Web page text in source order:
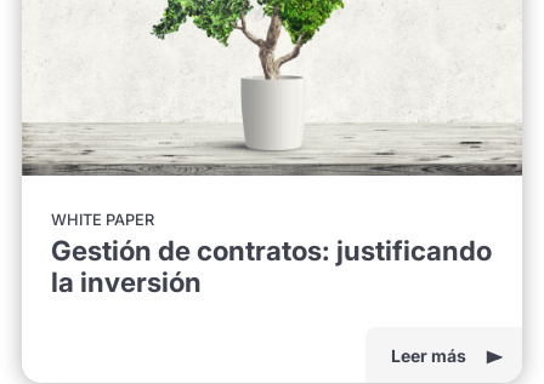
WHITE PAPER
Gestión de contratos: justificando
la inversión
Leer más